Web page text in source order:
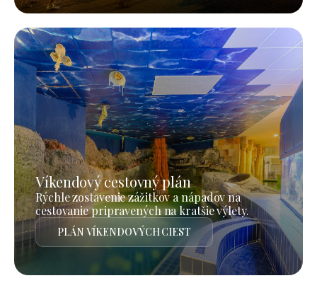
Víkendový cestovný plán
Rýchle zostavenie zážitkov a nápadov na
cestovanie pripravených na kratšie výlety.
PLÁN VÍKENDOVÝCH CIEST